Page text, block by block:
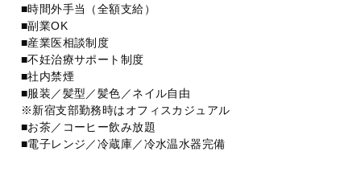
■時間外手当（全額支給）
■副業OK
■産業医相談制度
■不妊治療サポート制度
■社内禁煙
■服装／髪型／髪色／ネイル自由
※新宿支部勤務時はオフィスカジュアル
■お茶／コーヒー飲み放題
■電子レンジ／冷蔵庫／冷水温水器完備